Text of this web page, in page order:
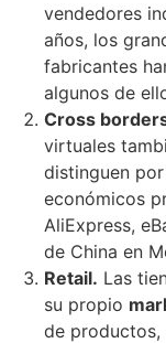
vendedores
años, los
fabricantes
algunos de
Cross
virtuales
distinguen
económicos
AliExpress,
de China en
Retail. Las
su propio
de